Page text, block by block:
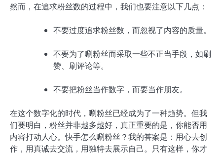
然而，在追求粉丝数的过程中，我们也要注意以下几点：
不要过度追求粉丝数，而忽视了内容的质量。
不要为了唰粉丝而采取一些不正当手段，如刷
赞、刷评论等。
不要把粉丝当作数字，而要当作朋友。
在这个数字化的时代，唰粉丝已经成为了一种趋势。但我
们要明白，粉丝并非越多越好，真正重要的是，你能否用
内容打动人心。快手怎么唰粉丝？我的答案是：用心去创
作，用真诚去交流，用独特去展示自己。只有这样，你才